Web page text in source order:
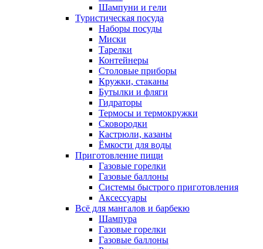
Шампуни и гели
Туристическая посуда
Наборы посуды
Миски
Тарелки
Контейнеры
Столовые приборы
Кружки, стаканы
Бутылки и фляги
Гидраторы
Термосы и термокружки
Сковородки
Кастрюли, казаны
Ёмкости для воды
Приготовление пищи
Газовые горелки
Газовые баллоны
Системы быстрого приготовления
Аксессуары
Всё для мангалов и барбекю
Шампура
Газовые горелки
Газовые баллоны